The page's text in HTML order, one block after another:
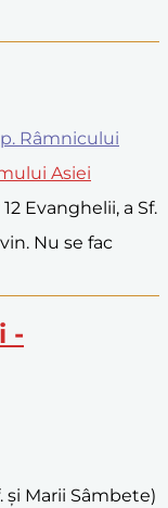
Râmnicului
Asiei
Evanghelii, a Sf.
Nu se fac
-
și Marii Sâmbete)